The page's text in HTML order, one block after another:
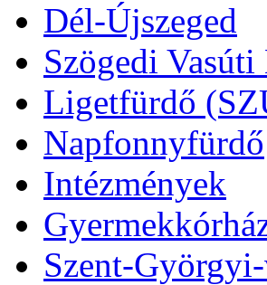
Dél-Újszeged
Szögedi
Ligetfürdő
Napfonnyfürdő
Intézmények
Szent-